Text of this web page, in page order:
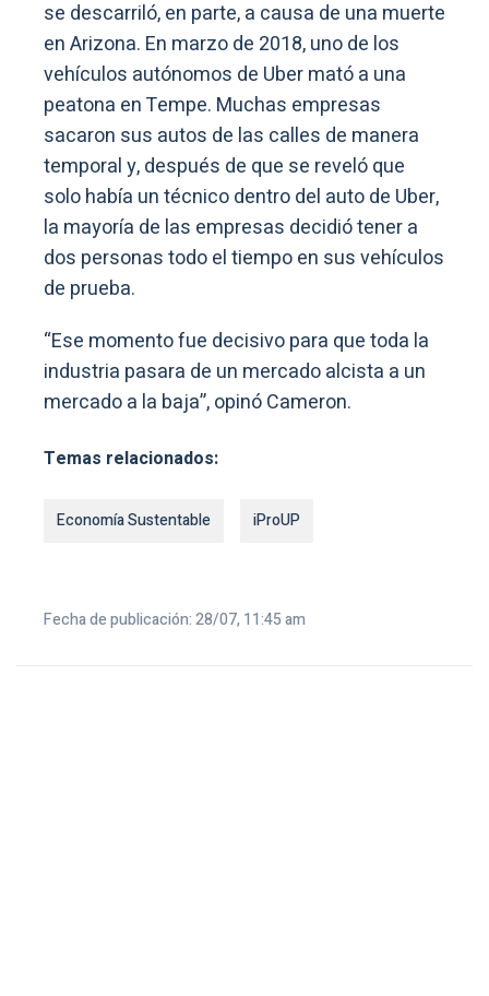
se descarriló, en parte, a causa de una muerte
en Arizona. En marzo de 2018, uno de los
vehículos autónomos de Uber mató a una
peatona en Tempe. Muchas empresas
sacaron sus autos de las calles de manera
temporal y, después de que se reveló que
solo había un técnico dentro del auto de Uber,
la mayoría de las empresas decidió tener a
dos personas todo el tiempo en sus vehículos
de prueba.
“Ese momento fue decisivo para que toda la
industria pasara de un mercado alcista a un
mercado a la baja”, opinó Cameron.
Temas relacionados:
Economía Sustentable iProUP
Fecha de publicación: 28/07, 11:45 am